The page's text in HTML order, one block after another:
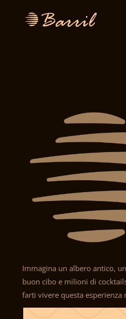
Immagina un albero antico,
buon cibo e milioni di
farti vivere questa esperienza